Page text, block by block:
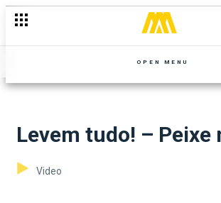
OPEN MENU
Levem tudo! – Peixe
Video